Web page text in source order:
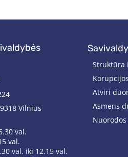
Vilnius
val.
val.
val. iki 12.15 val.
Struktūra
Atviri
Asmens
Nuorodos